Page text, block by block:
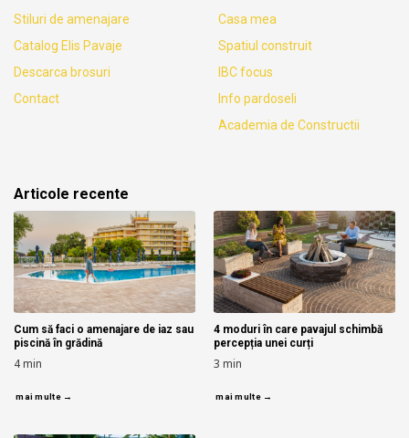
Stiluri de amenajare
Catalog Elis Pavaje
Descarca brosuri
Contact
Casa mea
Spatiul construit
IBC focus
Info pardoseli
Academia de Constructii
Articole recente
Cum să faci o amenajare de iaz sau
piscină în grădină
4min
mai multe →
4 moduri în care pavajul schimbă
percepția unei curți
3 min
mai multe →